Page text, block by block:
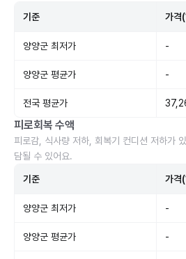
기준 가격
양양군 최저가 -
양양군 평균가 -
전국 평균가
피로회복 수액
피로감, 식사량 저하, 회복기 컨디션 저하가
담될 수 있어요.
기준 가격
양양군 최저가 -
양양군 평균가 -